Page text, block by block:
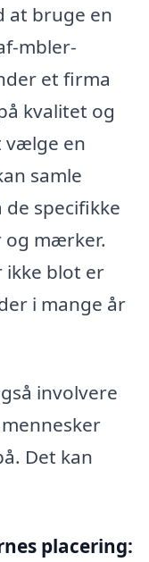
at bruge en
mbler-
et firma
kvalitet og
vælge en
samle
specifikke
og mærker.
ikke blot er
i mange år
involvere
Det kan
placering: